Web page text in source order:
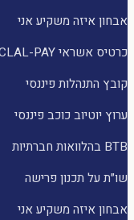
אבחון איזה משקיע אני
כרטיס אשראי CLAL-PAY
קובץ התנהלות פיננסי
ערוץ יוטיוב כוכב פיננסי
BTB בהלוואות חברתיות
שו״ת על תכנון פרישה
אבחון איזה משקיע אני